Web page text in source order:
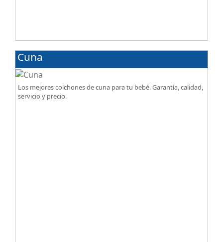
Cuna
Los mejores colchones de cuna para tu bebé. Garantía, calidad,
servicio y precio.